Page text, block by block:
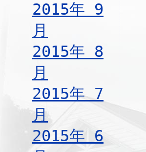
2015年 9
月
2015年 8
月
2015年 7
月
2015年 6